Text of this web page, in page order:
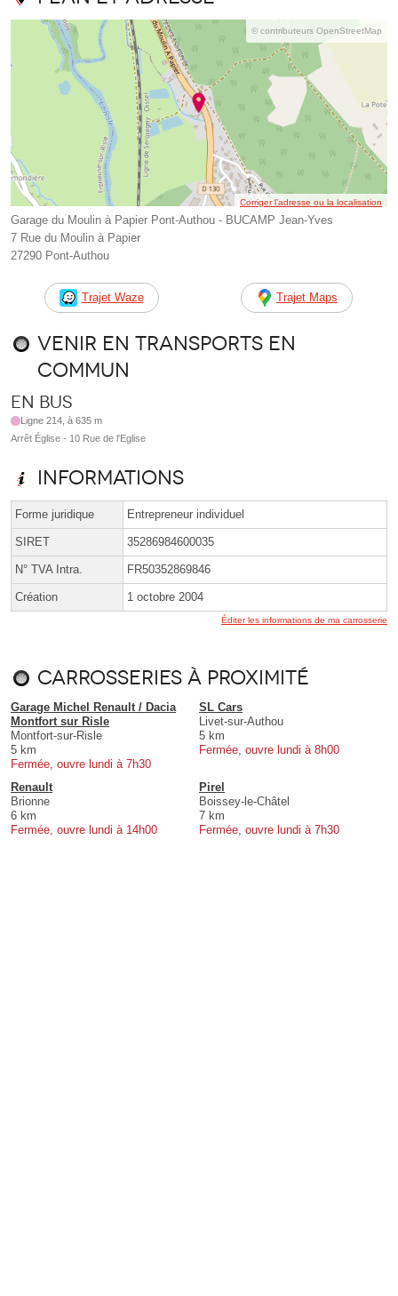
© contributeurs OpenStreetMap
Corriger l’adresse ou la localisation
Garage du Moulin à Papier Pont-Authou - BUCAMP Jean-Yves
7 Rue du Moulin à Papier
27290 Pont-Authou
Trajet Waze Trajet Maps
Venir en transports en
commun
En bus
Ligne 214, à 635 m
Arrêt Église - 10 Rue de l'Eglise
Informations
Forme juridique Entrepreneur individuel
SIRET 35286984600035
N° TVA Intra. FR50352869846
Création 1 octobre 2004
Éditer les informations de ma carrosserie
Carrosseries à proximité
Garage Michel Renault / Dacia
Montfort sur Risle
Montfort-sur-Risle
5 km
Fermée, ouvre lundi à 7h30
SL Cars
Livet-sur-Authou
5 km
Fermée, ouvre lundi à 8h00
Renault
Brionne
6 km
Fermée, ouvre lundi à 14h00
Pirel
Boissey-le-Châtel
7 km
Fermée, ouvre lundi à 7h30